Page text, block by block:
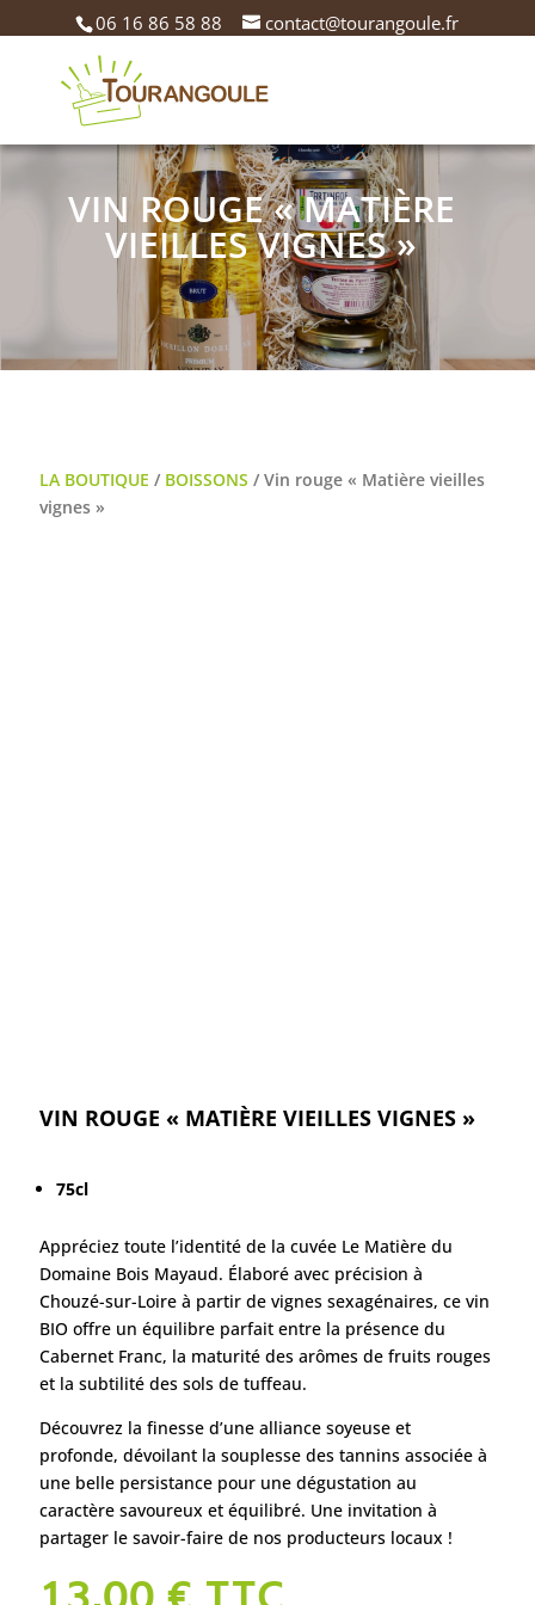
06 16 86 58 88 contact@tourangoule.fr
VIN ROUGE « MATIÈRE
VIEILLES VIGNES »
LA BOUTIQUE / BOISSONS / Vin rouge « Matière vieilles
vignes »
VIN ROUGE « MATIÈRE VIEILLES VIGNES »
75cl
Appréciez toute l’identité de la cuvée Le Matière du
Domaine Bois Mayaud. Élaboré avec précision à
Chouzé-sur-Loire à partir de vignes sexagénaires, ce vin
BIO offre un équilibre parfait entre la présence du
Cabernet Franc, la maturité des arômes de fruits rouges
et la subtilité des sols de tuffeau.
Découvrez la finesse d’une alliance soyeuse et
profonde, dévoilant la souplesse des tannins associée à
une belle persistance pour une dégustation au
caractère savoureux et équilibré. Une invitation à
partager le savoir-faire de nos producteurs locaux !